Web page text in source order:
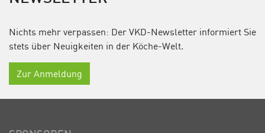
Nichts mehr verpassen: Der VKD-Newsletter informiert Sie
stets über Neuigkeiten in der Köche-Welt.
Zur Anmeldung